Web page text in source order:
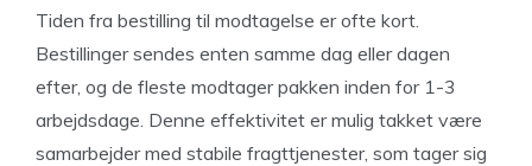
Tiden fra bestilling til modtagelse er ofte kort.
Bestillinger sendes enten samme dag eller dagen
efter, og de fleste modtager pakken inden for 1-3
arbejdsdage. Denne effektivitet er mulig takket være
samarbejder med stabile fragttjenester, som tager sig